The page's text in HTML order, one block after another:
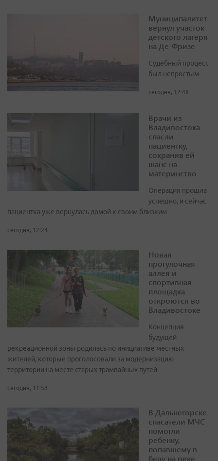
Муниципалитет
вернул участок
детского лагеря
на Де-Фризе
Судебный процесс
был непростым
сегодня, 12:48
Врачи из
Владивостока
спасли
пациентку,
сохранив ей
шанс на
материнство
Операция прошла
успешно, и сейчас
пациентка уже вернулась домой к своим близким
сегодня, 12:24
Новая
прогулочная
аллея и
спортивная
площадка
откроются во
Владивостоке
Концепция
будущей
рекреационной зоны родилась по инициативе местных
жителей, которые проголосовали за модернизацию
территории на месте старых трамвайных путей
сегодня, 11:53
В Дальнегорске
спасатели МЧС
помогли
ребенку,
попавшему в
беду на реке